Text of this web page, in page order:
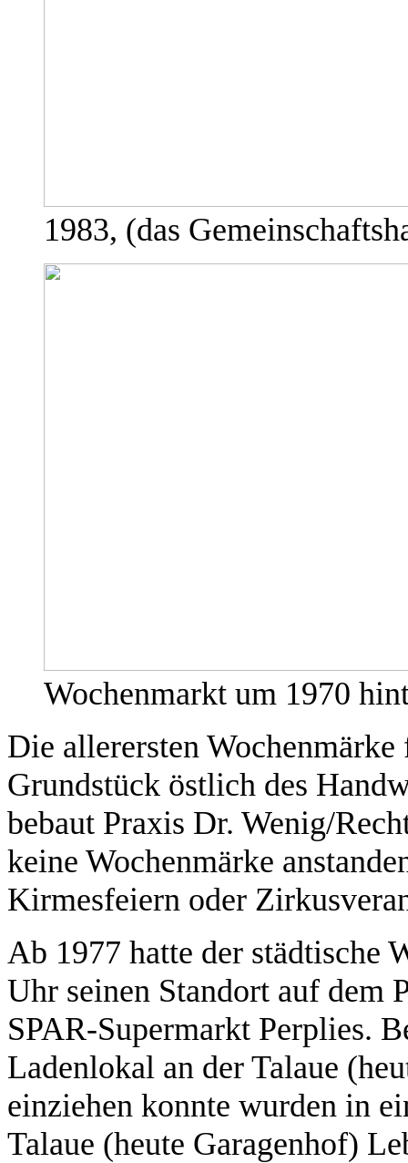
1983, (das
Wochenmarkt um 1970
Die allerersten
Grundstück östlich des
bebaut Praxis Dr. Wenig/
keine Wochenmärke
Kirmesfeiern oder
Ab 1977 hatte der städtische
Uhr seinen Standort auf dem
SPAR-Supermarkt Perplies.
Ladenlokal an der Talaue
einziehen konnte wurden in
Talaue (heute Garagenhof)